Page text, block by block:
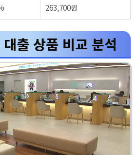
263,700원
출 상품 비교 분석